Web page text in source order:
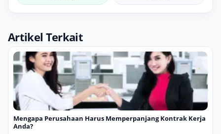
Artikel Terkait
Mengapa Perusahaan Harus Memperpanjang Kontrak Kerja
Anda?